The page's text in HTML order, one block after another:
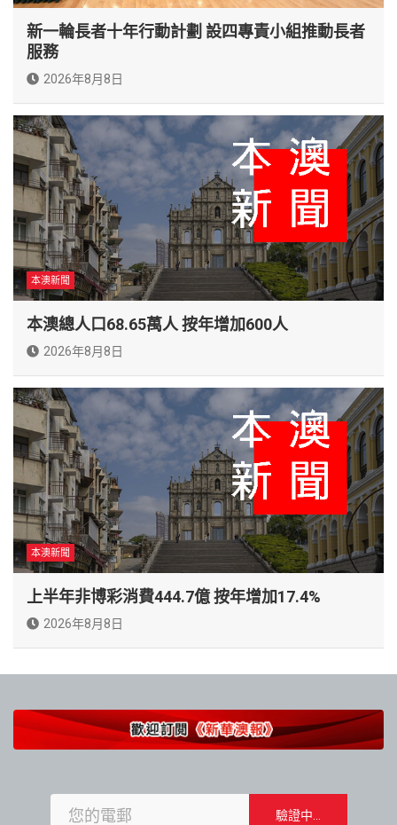
新一輪長者十年行動計劃 設四專責小組推動長者
服務
2026年8月8日
本澳新聞
本澳總人口68.65萬人 按年增加600人
2026年8月8日
本澳新聞
上半年非博彩消費444.7億 按年增加17.4%
2026年8月8日